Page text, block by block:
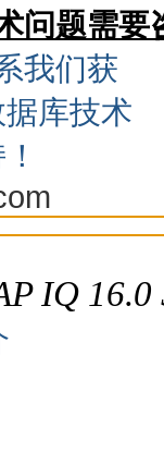
问题需要
IQ